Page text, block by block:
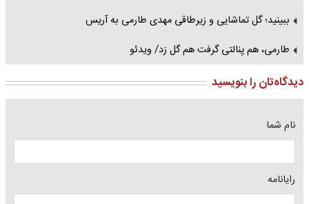
ببینید؛ گل تماشایی و زیرطاقی مهدی طارمی به آریس
طارمی، هم پنالتی گرفت هم گل زد/ ویدئو
دیدگاه‌تان را بنویسید
نام شما
رایانامه